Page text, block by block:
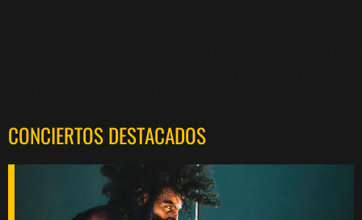
CONCIERTOS DESTACADOS